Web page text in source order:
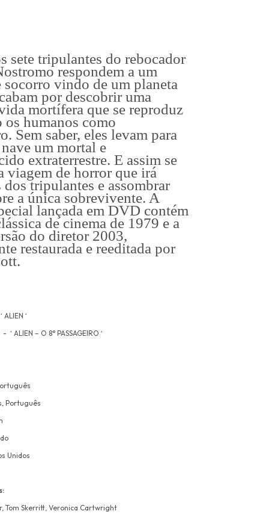
sete tripulantes do rebocador
respondem a um
socorro vindo de um planeta
por descobrir uma
mortífera que se reproduz
humanos como
Sem saber, eles levam para
um mortal e
extraterrestre. E assim se
viagem de horror que irá
dos tripulantes e assombrar
a única sobrevivente. A
lançada em DVD contém
de cinema de 1979 e a
do diretor 2003,
restaurada e reeditada por
‘
ALIEN – O 8° PASSAGEIRO ‘
Português
Unidos
, Tom Skerritt Veronica Cartwright